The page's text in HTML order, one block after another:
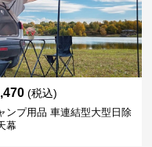
(税込)
ンプ用品 車連結型大型日除
幕